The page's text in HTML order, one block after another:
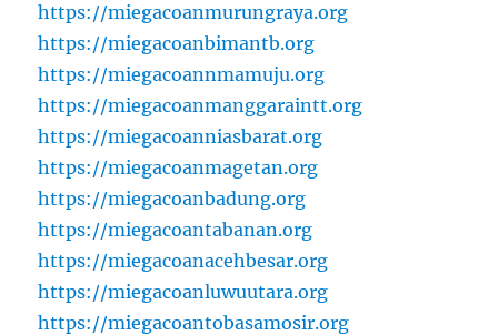
https://miegacoanmurungraya.org
https://miegacoanbimantb.org
https://miegacoannmamuju.org
https://miegacoanmanggaraintt.org
https://miegacoanniasbarat.org
https://miegacoanmagetan.org
https://miegacoanbadung.org
https://miegacoantabanan.org
https://miegacoanacehbesar.org
https://miegacoanluwuutara.org
https://miegacoantobasamosir.org